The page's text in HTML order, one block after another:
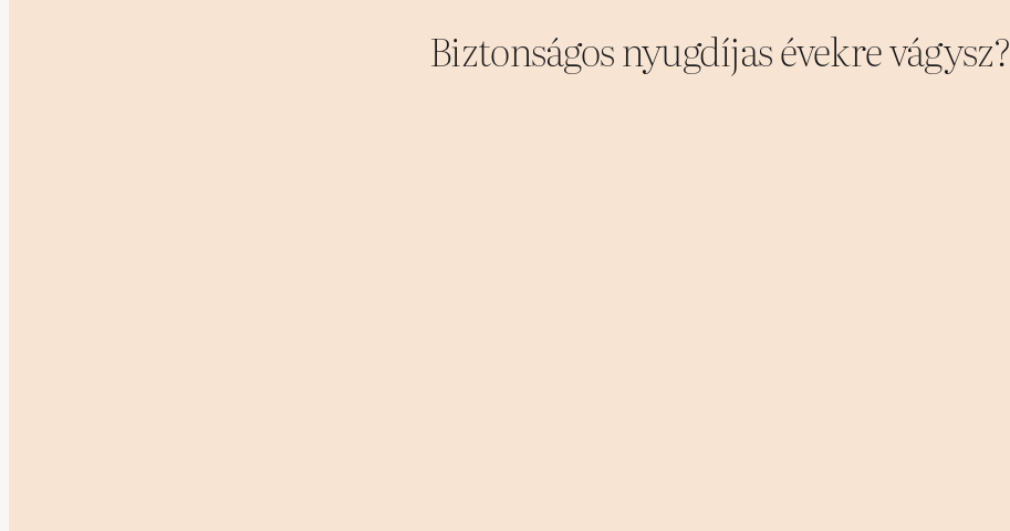
Biztonságos nyugdíjas évekre vágysz?